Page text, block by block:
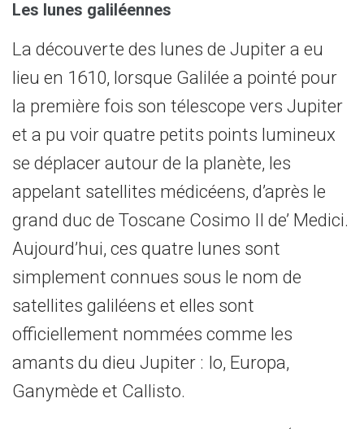
Les lunes galiléennes
La découverte des lunes de Jupiter a eu
lieu en 1610, lorsque Galilée a pointé pour
la première fois son télescope vers Jupiter
et a pu voir quatre petits points lumineux
se déplacer autour de la planète, les
appelant satellites médicéens, d’après le
grand duc de Toscane Cosimo II de’ Medici.
Aujourd’hui, ces quatre lunes sont
simplement connues sous le nom de
satellites galiléens et elles sont
officiellement nommées comme les
amants du dieu Jupiter : Io, Europa,
Ganymède et Callisto.